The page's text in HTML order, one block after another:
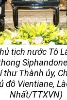
tịch nước Tô
thư Thành ủy,
đô Vientiane,
Nhất/TTXVN)